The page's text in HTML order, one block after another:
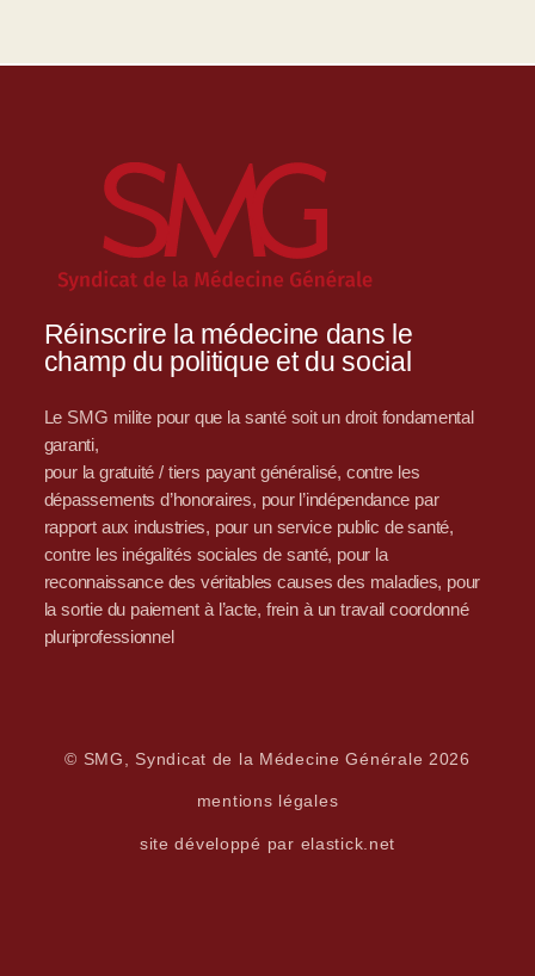
Réinscrire la médecine dans le
champ du politique et du social
Le SMG milite pour que la santé soit un droit fondamental
garanti,
pour la gratuité / tiers payant généralisé, contre les
dépassements d’honoraires, pour l’indépendance par
rapport aux industries, pour un service public de santé,
contre les inégalités sociales de santé, pour la
reconnaissance des véritables causes des maladies, pour
la sortie du paiement à l’acte, frein à un travail coordonné
pluriprofessionnel
© SMG, Syndicat de la Médecine Générale 2026
mentions légales
site développé par elastick.net